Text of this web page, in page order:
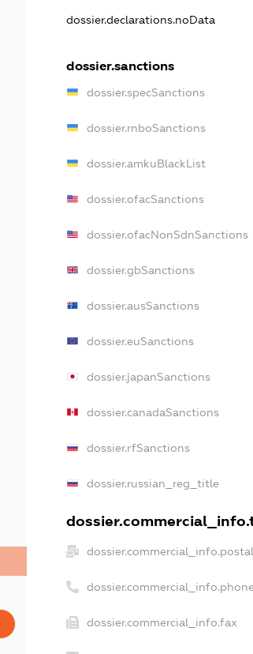
dossier.declarations.noData
dossier.sanctions
dossier.specSanctions
dossier.rnboSanctions
dossier.amkuBlackList
dossier.ofacSanctions
dossier.ofacNonSdnSanctions
dossier.gbSanctions
dossier.ausSanctions
dossier.euSanctions
dossier.japanSanctions
dossier.canadaSanctions
dossier.rfSanctions
dossier.russian_reg_title
dossier.commercial_info.fax